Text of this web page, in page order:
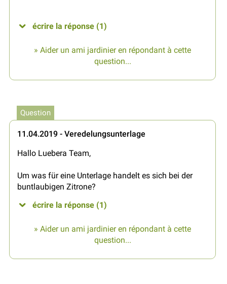
écrire la réponse (1)
» Aider un ami jardinier en répondant à cette
question...
Question
11.04.2019 - Veredelungsunterlage
Hallo Luebera Team,
Um was für eine Unterlage handelt es sich bei der
buntlaubigen Zitrone?
écrire la réponse (1)
» Aider un ami jardinier en répondant à cette
question...